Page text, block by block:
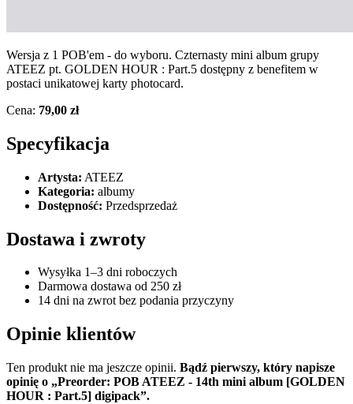
Wersja z 1 POB'em - do wyboru. Czternasty mini album grupy
ATEEZ pt. GOLDEN HOUR : Part.5 dostępny z benefitem w
postaci unikatowej karty photocard.
Cena: 79,00 zł
Specyfikacja
Artysta: ATEEZ
Kategoria: albumy
Dostępność: Przedsprzedaż
Dostawa i zwroty
Wysyłka 1–3 dni roboczych
Darmowa dostawa od 250 zł
14 dni na zwrot bez podania przyczyny
Opinie klientów
Ten produkt nie ma jeszcze opinii. Bądź pierwszy, który napisze
opinię o „Preorder: POB ATEEZ - 14th mini album [GOLDEN
HOUR : Part.5] digipack”.